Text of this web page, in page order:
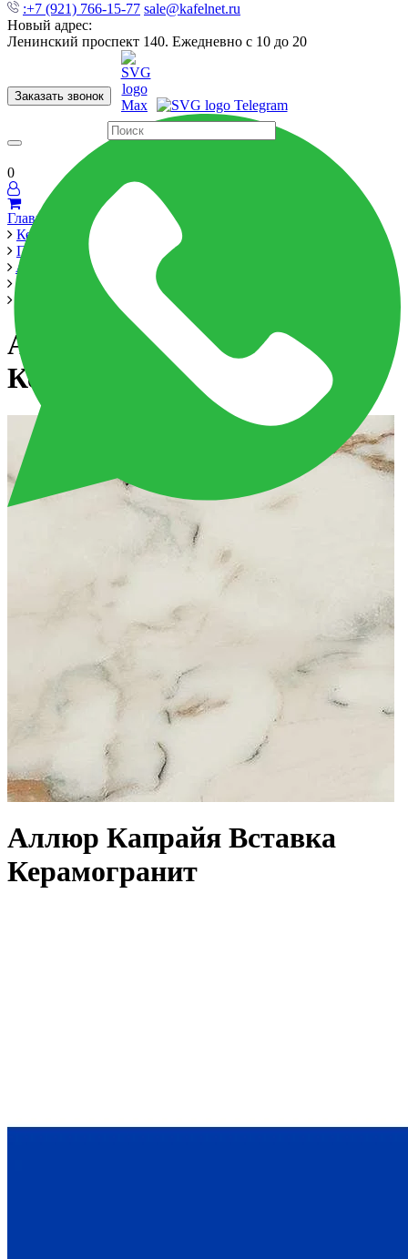
:+7 (921) 766-15-77 sale@kafelnet.ru
Новый адрес:
Ленинский проспект 140. Ежедневно с 10 до 20
Заказать звонок
60x120 60x60 Для ванной Для кухни
0
Главная
Керамика
Производители
Atlas Concorde Russia
Allure
Аллюр Капрайя Вставка Керамогранит
Аллюр Капрайя Вставка
Керамогранит
Аллюр Капрайя Вставка
Керамогранит